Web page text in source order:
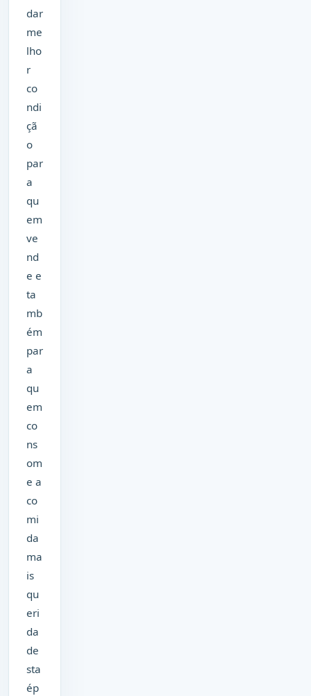
dar
me
lho
r
co
ndi
çã
o
par
a
qu
em
ve
nd
e e
ta
mb
ém
par
a
qu
em
co
ns
om
e a
co
mi
da
ma
is
qu
eri
da
de
sta
ép